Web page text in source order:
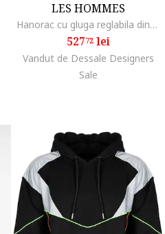
LES HOMMES
Hanorac cu gluga reglabila din bumbac,
52772lei
Vandut de Dessale Designers
Sale